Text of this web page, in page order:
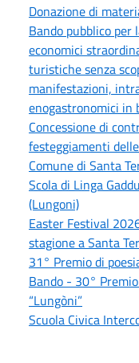
Donazione di
Bando pubblico
economici
turistiche senza
manifestazioni,
enogastronomici in
Concessione di
festeggiamenti
Comune di Santa
Scola di Linga
(Lungoni)
Easter Festival
stagione a Santa
31° Premio di
Bando - 30°
“Lungòni”
Scuola Civica